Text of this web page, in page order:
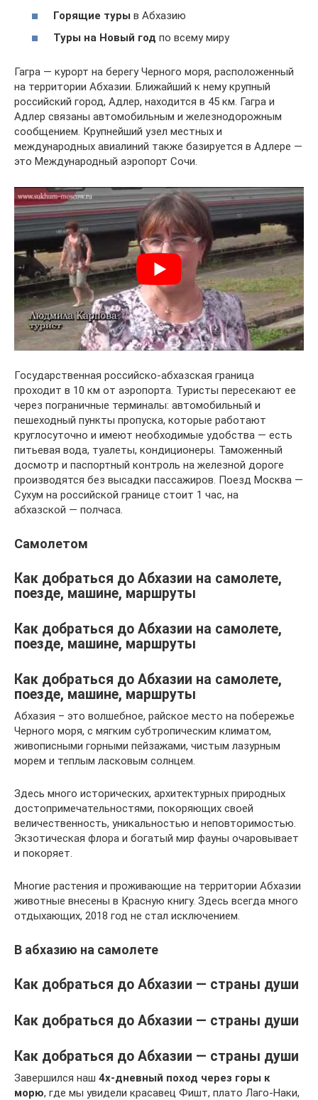
Горящие туры в Абхазию
Туры на Новый год по всему миру
Гагра — курорт на берегу Черного моря, расположенный
на территории Абхазии. Ближайший к нему крупный
российский город, Адлер, находится в 45 км. Гагра и
Адлер связаны автомобильным и железнодорожным
сообщением. Крупнейший узел местных и
международных авиалиний также базируется в Адлере —
это Международный аэропорт Сочи.
Государственная российско-абхазская граница
проходит в 10 км от аэропорта. Туристы пересекают ее
через пограничные терминалы: автомобильный и
пешеходный пункты пропуска, которые работают
круглосуточно и имеют необходимые удобства — есть
питьевая вода, туалеты, кондиционеры. Таможенный
досмотр и паспортный контроль на железной дороге
производятся без высадки пассажиров. Поезд Москва —
Сухум на российской границе стоит 1 час, на
абхазской — полчаса.
Самолетом
Как добраться до Абхазии на самолете,
поезде, машине, маршруты
Как добраться до Абхазии на самолете,
поезде, машине, маршруты
Как добраться до Абхазии на самолете,
поезде, машине, маршруты
Абхазия – это волшебное, райское место на побережье
Черного моря, с мягким субтропическим климатом,
живописными горными пейзажами, чистым лазурным
морем и теплым ласковым солнцем.
Здесь много исторических, архитектурных природных
достопримечательностями, покоряющих своей
величественность, уникальностью и неповторимостью.
Экзотическая флора и богатый мир фауны очаровывает
и покоряет.
Многие растения и проживающие на территории Абхазии
животные внесены в Красную книгу. Здесь всегда много
отдыхающих, 2018 год не стал исключением.
В абхазию на самолете
Как добраться до Абхазии — страны души
Как добраться до Абхазии — страны души
Как добраться до Абхазии — страны души
Завершился наш 4х-дневный поход через горы к
морю, где мы увидели красавец Фишт, плато Лаго-Наки,